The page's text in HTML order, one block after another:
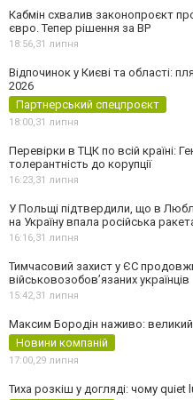
Кабмін схвалив законопроєкт
євро. Тепер рішення за ВР
18:56,31 липня
Відпочинок у Києві та області:
2026
Партнерський спецпроєкт
18:00,31 липня
Перевірки в ТЦК по всій країні:
толерантність до корупції
16:23,31 липня
У Польщі підтвердили, що в
на Україну впала російська
16:16,31 липня
Тимчасовий захист у ЄС
військовозобов’язаних українців
15:42,31 липня
Максим Бородін наживо: великий
Новини компаній
17:00,29 липня
Тиха розкіш у догляді: чому quiet